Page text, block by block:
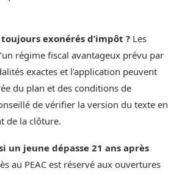
exonérés d’impôt ? Les
régime fiscal avantageux prévu par
exactes et l’application peuvent
du plan et des conditions de
de vérifier la version du texte en
de la clôture.
un jeune dépasse 21 ans après
au PEAC est réservé aux ouvertures